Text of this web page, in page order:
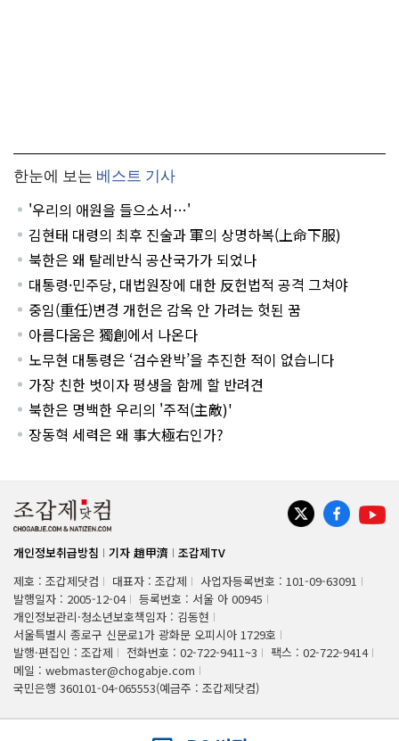
한눈에 보는 베스트 기사
'우리의 애원을 들으소서…'
김현태 대령의 최후 진술과 軍의 상명하복(上命下服)
북한은 왜 탈레반식 공산국가가 되었나
대통령·민주당, 대법원장에 대한 反헌법적 공격 그쳐야
중임(重任)변경 개헌은 감옥 안 가려는 헛된 꿈
아름다움은 獨創에서 나온다
노무현 대통령은 ‘검수완박’을 추진한 적이 없습니다
가장 친한 벗이자 평생을 함께 할 반려견
북한은 명백한 우리의 '주적(主敵)'
장동혁 세력은 왜 事大極右인가?
개인정보취급방침 기자 趙甲濟
조갑제TV
제호 : 조갑제닷컴
대표자 : 조갑제
사업자등록번호 : 101-09-63091
발행일자 : 2005-12-04
등록번호 : 서울 아 00945
개인정보관리·청소년보호책임자 : 김동현
서울특별시 종로구 신문로1가 광화문 오피시아 1729호
발행·편집인 : 조갑제
전화번호 : 02-722-9411~3
팩스 : 02-722-9414
메일 : webmaster@chogabje.com
국민은행 360101-04-065553(예금주 : 조갑제닷컴)